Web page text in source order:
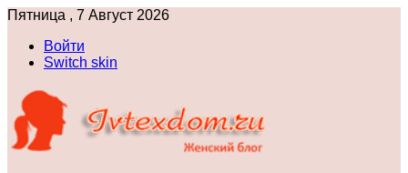
Пятница , 7 Август 2026
Войти
Switch skin